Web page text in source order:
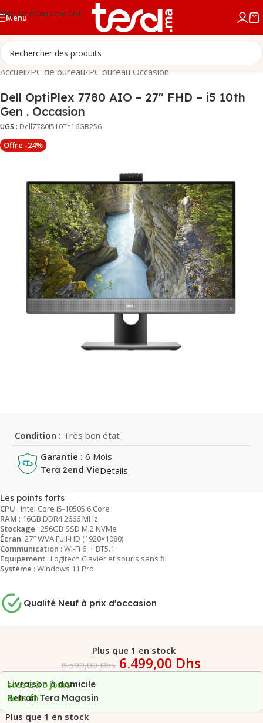
Skip to main content
Menu
Accueil/PC de bureau/PC bureau Occasion
Dell OptiPlex 7780 AIO – 27″ FHD – i5 10th
Gen . Occasion
UGS : Dell7780I510Th16GB256
Offre -24%
Condition : Très bon état
Garantie : 6 Mois
Tera 2end VieDétails
Les points forts
CPU : Intel Core i5-10505 6 Core
RAM : 16GB DDR4 2666 MHz
Stockage : 256GB SSD M.2 NVMe
Écran: 27″ WVA Full-HD (1920×1080)
Communication : Wi-Fi 6 + BT5.1
Equipement : Logitech Clavier et souris sans fil
Système : Windows 11 Pro
Qualité Neuf à prix d'occasion
Plus que 1 en stock
8.599,00Dhs 6.499,00 Dhs
Livraison à domicile
sous 2 à 5 jours
Retrait Tera Magasin
Sous 1h
Plus que 1 en stock